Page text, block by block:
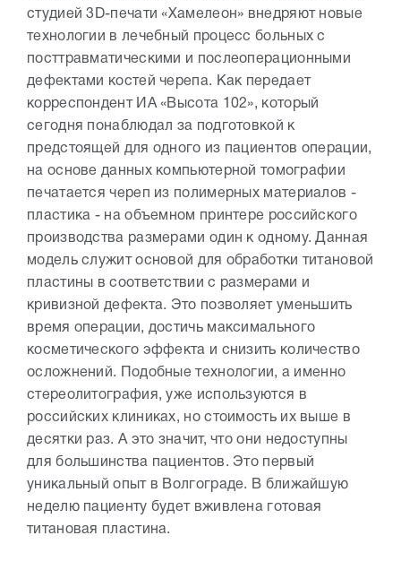
студией 3D-печати «Хамелеон» внедряют новые
технологии в лечебный процесс больных с
посттравматическими и послеоперационными
дефектами костей черепа. Как передает
корреспондент ИА «Высота 102», который
сегодня понаблюдал за подготовкой к
предстоящей для одного из пациентов операции,
на основе данных компьютерной томографии
печатается череп из полимерных материалов -
пластика - на объемном принтере российского
производства размерами один к одному. Данная
модель служит основой для обработки титановой
пластины в соответствии с размерами и
кривизной дефекта. Это позволяет уменьшить
время операции, достичь максимального
косметического эффекта и снизить количество
осложнений. Подобные технологии, а именно
стереолитография, уже используются в
российских клиниках, но стоимость их выше в
десятки раз. А это значит, что они недоступны
для большинства пациентов. Это первый
уникальный опыт в Волгограде. В ближайшую
неделю пациенту будет вживлена готовая
титановая пластина.